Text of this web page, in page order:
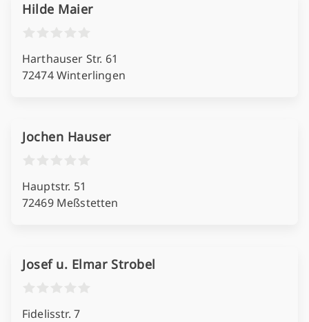
Hilde Maier
Harthauser Str. 61
72474 Winterlingen
Jochen Hauser
Hauptstr. 51
72469 Meßstetten
Josef u. Elmar Strobel
Fidelisstr. 7